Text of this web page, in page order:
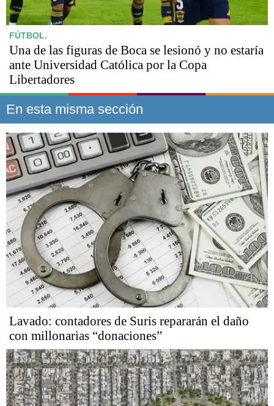
FÚTBOL.
Una de las figuras de Boca se lesionó y no estaría
ante Universidad Católica por la Copa
Libertadores
En esta misma sección
Lavado: contadores de Suris repararán el daño
con millonarias “donaciones”